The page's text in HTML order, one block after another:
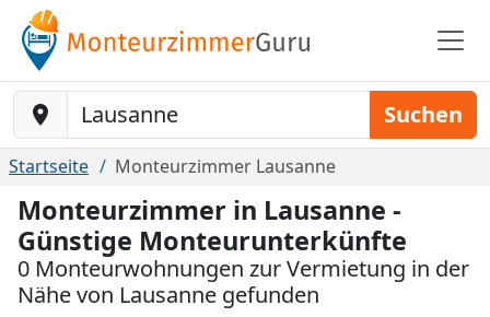
Baustelle-Location Suchen
Startseite Monteurzimmer Lausanne
Monteurzimmer in Lausanne -
Günstige Monteurunterkünfte
0 Monteurwohnungen zur Vermietung in der
Nähe von Lausanne gefunden